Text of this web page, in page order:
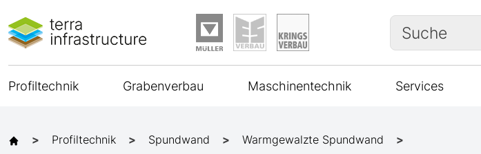
Suche
Profiltechnik Grabenverbau Maschinentechnik Services
Profiltechnik Spundwand Warmgewalzte Spundwand